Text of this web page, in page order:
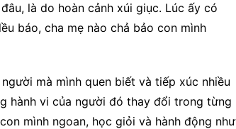
là do hoàn cảnh xúi giục. Lúc ấy có
báo, cha mẹ nào chả bảo con mình
mà mình quen biết và tiếp xúc nhiều
hành vi của người đó thay đổi trong từng
mình ngoan, học giỏi và hành động như